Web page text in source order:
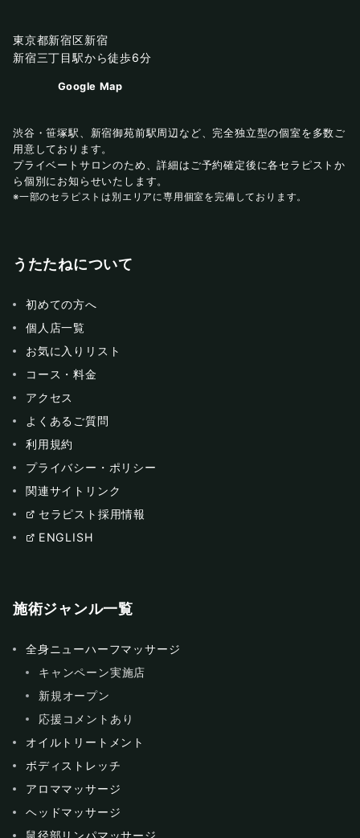
東京都新宿区新宿
新宿三丁目駅から徒歩6分
Google Map
渋谷・笹塚駅、新宿御苑前駅周辺など、完全独立型の個室を多数ご
用意しております。
プライベートサロンのため、詳細はご予約確定後に各セラピストか
ら個別にお知らせいたします。
※一部のセラピストは別エリアに専用個室を完備しております。
うたたねについて
初めての方へ
個人店一覧
お気に入りリスト
コース・料金
アクセス
よくあるご質問
利用規約
プライバシー・ポリシー
関連サイトリンク
セラピスト採用情報
ENGLISH
施術ジャンル一覧
全身ニューハーフマッサージ
キャンペーン実施店
新規オープン
応援コメントあり
オイルトリートメント
ボディストレッチ
アロママッサージ
ヘッドマッサージ